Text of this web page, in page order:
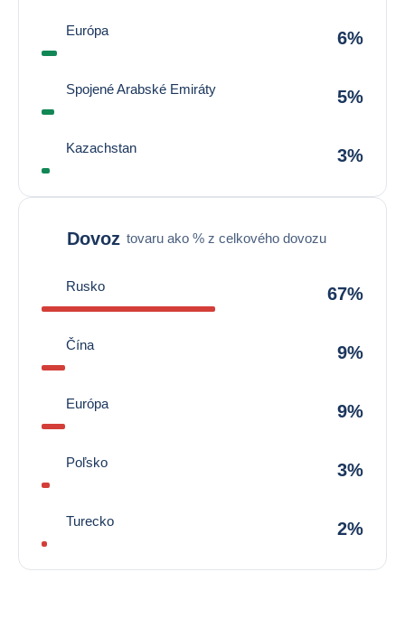
Európa 6%
Spojené Arabské Emiráty 5%
Kazachstan 3%
Dovoz tovaru ako % z celkového dovozu
Rusko 67%
Čína 9%
Európa 9%
Poľsko 3%
Turecko 2%